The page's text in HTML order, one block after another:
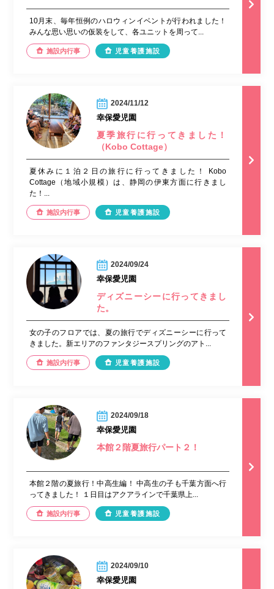
10月末、毎年恒例のハロウィンイベントが行われました！
みんな思い思いの仮装をして、各ユニットを周って...
施設内行事 児童養護施設
2024/11/12
幸保愛児園
夏季旅行に行ってきました！
（Kobo Cottage）
夏休みに１泊２日の旅行に行ってきました！ Kobo
Cottage（地域小規模）は、静岡の伊東方面に行きまし
た！...
施設内行事 児童養護施設
2024/09/24
幸保愛児園
ディズニーシーに行ってきまし
た。
女の子のフロアでは、夏の旅行でディズニーシーに行って
きました。新エリアのファンタジースプリングのアト...
施設内行事 児童養護施設
2024/09/18
幸保愛児園
本館２階夏旅行パート２！
本館２階の夏旅行！中高生編！ 中高生の子も千葉方面へ行
ってきました！ １日目はアクアラインで千葉県上...
施設内行事 児童養護施設
2024/09/10
幸保愛児園